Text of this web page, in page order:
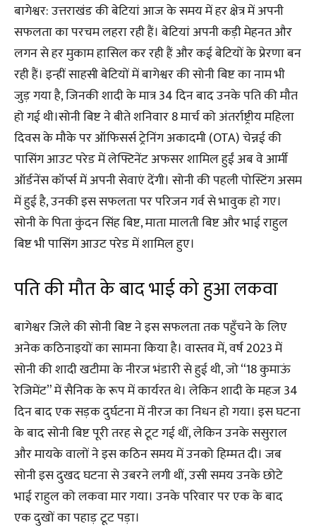
बागेश्वर: उत्तराखंड की बेटियां आज के समय में हर क्षेत्र में अपनी
सफलता का परचम लहरा रही हैं। बेटियां अपनी कड़ी मेहनत और
लगन से हर मुकाम हासिल कर रही हैं और कई बेटियों के प्रेरणा बन
रही हैं। इन्हीं साहसी बेटियों में बागेश्वर की सोनी बिष्ट का नाम भी
जुड़ गया है, जिनकी शादी के मात्र 34 दिन बाद उनके पति की मौत
हो गई थी।सोनी बिष्ट ने बीते शनिवार 8 मार्च को अंतर्राष्ट्रीय महिला
दिवस के मौके पर ऑफिसर्स ट्रेनिंग अकादमी (OTA) चेन्नई की
पासिंग आउट परेड में लेफ्टिनेंट अफसर शामिल हुईं अब वे आर्मी
ऑर्डनेंस कॉर्प्स में अपनी सेवाएं देंगी। सोनी की पहली पोस्टिंग असम
में हुई है, उनकी इस सफलता पर परिजन गर्व से भावुक हो गए।
सोनी के पिता कुंदन सिंह बिष्ट, माता मालती बिष्ट और भाई राहुल
बिष्ट भी पासिंग आउट परेड में शामिल हुए।
पति की मौत के बाद भाई को हुआ लकवा
बागेश्वर जिले की सोनी बिष्ट ने इस सफलता तक पहुँचने के लिए
अनेक कठिनाइयों का सामना किया है। वास्तव में, वर्ष 2023 में
सोनी की शादी खटीमा के नीरज भंडारी से हुई थी, जो “18 कुमाऊं
रेजिमेंट” में सैनिक के रूप में कार्यरत थे। लेकिन शादी के महज 34
दिन बाद एक सड़क दुर्घटना में नीरज का निधन हो गया। इस घटना
के बाद सोनी बिष्ट पूरी तरह से टूट गई थीं, लेकिन उनके ससुराल
और मायके वालों ने इस कठिन समय में उनको हिम्मत दी। जब
सोनी इस दुखद घटना से उबरने लगी थीं, उसी समय उनके छोटे
भाई राहुल को लकवा मार गया। उनके परिवार पर एक के बाद
एक दुखों का पहाड़ टूट पड़ा।